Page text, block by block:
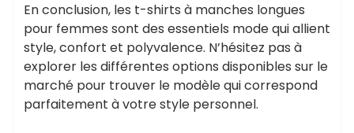
En conclusion, les t-shirts à manches longues
pour femmes sont des essentiels mode qui allient
style, confort et polyvalence. N’hésitez pas à
explorer les différentes options disponibles sur le
marché pour trouver le modèle qui correspond
parfaitement à votre style personnel.